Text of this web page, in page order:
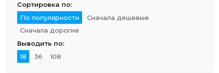
Сортировка по:
По популярности
Сначала дешевые
Сначала дорогие
Выводить по:
18
36 108